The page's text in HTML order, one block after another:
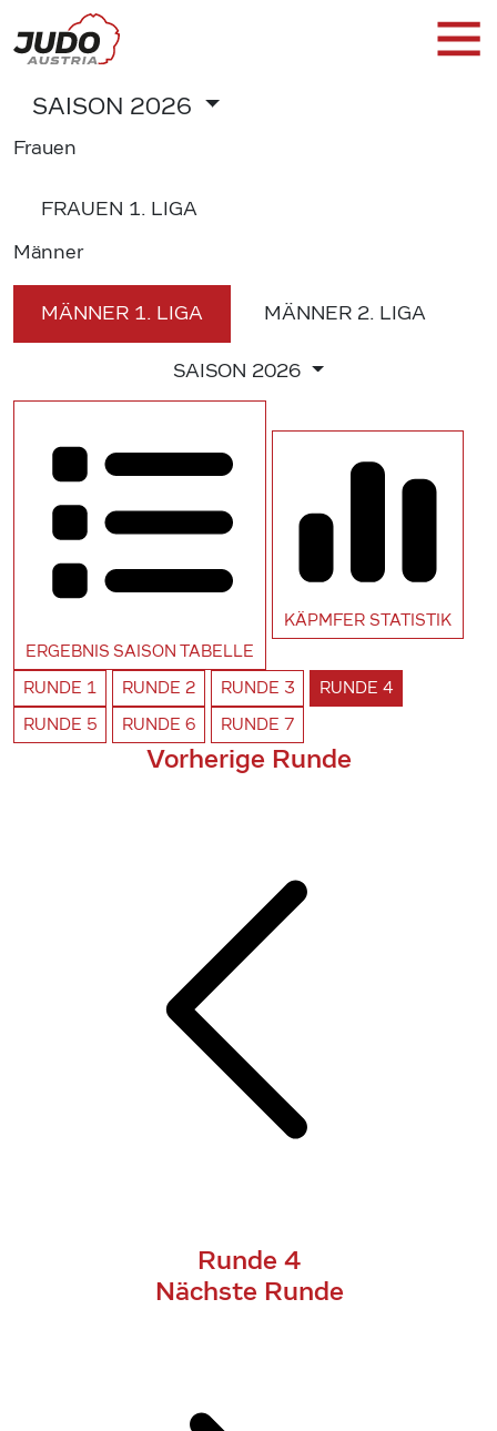
SAISON 2026
Frauen
FRAUEN 1. LIGA
Männer
MÄNNER 1. LIGA MÄNNER 2. LIGA
SAISON 2026
ERGEBNIS SAISON TABELLE
KÄPMFER STATISTIK
RUNDE 1 RUNDE 2 RUNDE 3 RUNDE 4
RUNDE 5 RUNDE 6 RUNDE 7
Vorherige Runde
Runde 4
Nächste Runde